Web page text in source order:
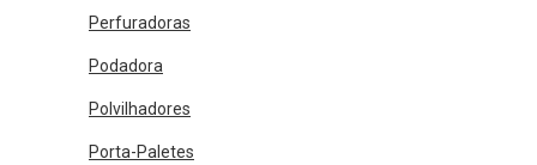
Perfuradoras
Podadora
Polvilhadores
Porta-Paletes